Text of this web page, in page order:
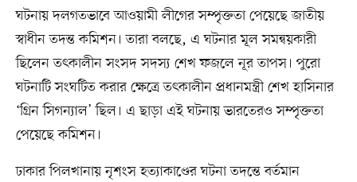
ঘটনায় দলগতভাবে আওয়ামী লীগের সম্পৃক্ততা পেয়েছে জাতীয়
স্বাধীন তদন্ত কমিশন। তারা বলছে, এ ঘটনার মূল সমন্বয়কারী
ছিলেন তৎকালীন সংসদ সদস্য শেখ ফজলে নূর তাপস। পুরো
ঘটনাটি সংঘটিত করার ক্ষেত্রে তৎকালীন প্রধানমন্ত্রী শেখ হাসিনার
‘গ্রিন সিগন্যাল’ ছিল। এ ছাড়া এই ঘটনায় ভারতেরও সম্পৃক্ততা
পেয়েছে কমিশন।
ঢাকার পিলখানায় নৃশংস হত্যাকাণ্ডের ঘটনা তদন্তে বর্তমান